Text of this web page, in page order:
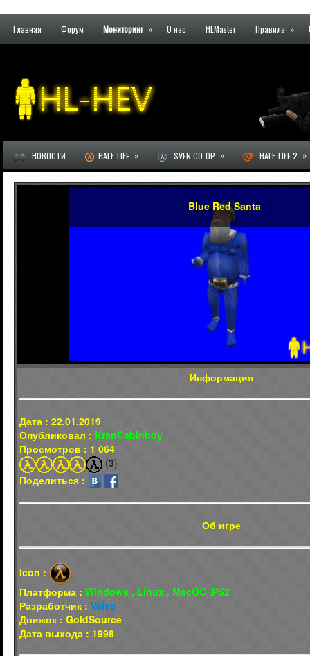
Главная Форум Мониторинг » О нас HLMaster Правила »
НОВОСТИ HALF-LIFE » SVEN CO-OP » HALF-LIFE 2 »
Blue Red Santa
Информация
Дата : 22.01.2019
Опубликовал : KranCabinboy
Просмотров : 1 064
(3)
Поделиться :
Об игре
Icon :
Платформа : Windows , Linux , MacOC ,PS2
Разработчик : Valve
Движок : GoldSource
Дата выхода : 1998